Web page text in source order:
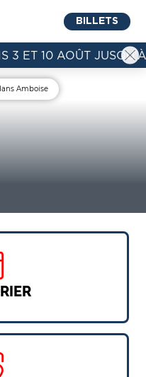
BILLETS
3 ET 10 AOÛT
Amboise